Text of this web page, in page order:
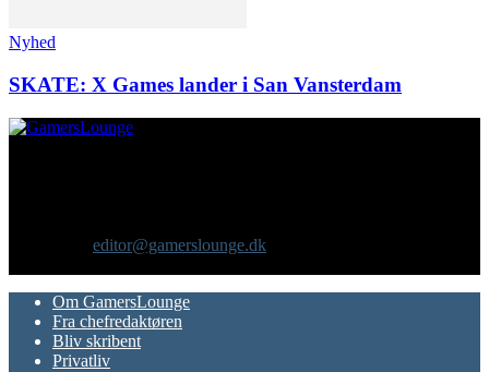
Nyhed
SKATE: X Games lander i San Vansterdam
editor@gamerslounge.dk
Om GamersLounge
Fra chefredaktøren
Bliv skribent
Privatliv